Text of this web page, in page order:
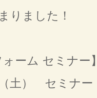
りました！
ォーム セミナー
土） セミナー